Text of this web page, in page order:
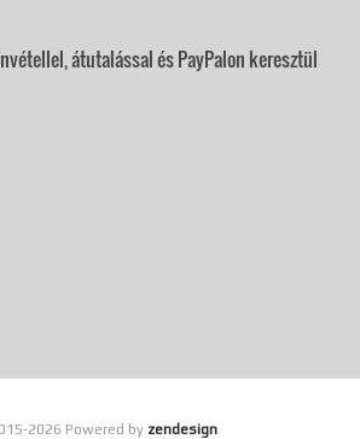
átutalással és PayPalon keresztül
2026 Powered by zendesign